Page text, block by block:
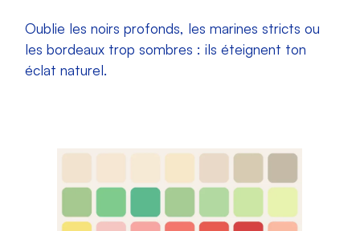
Oublie les noirs profonds, les marines stricts ou
les bordeaux trop sombres : ils éteignent ton
éclat naturel.